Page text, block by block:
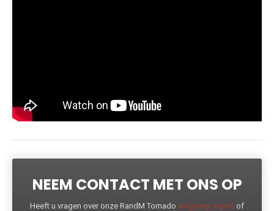
NEEM CONTACT MET ONS OP
Heeft u vragen over onze RandM Tornado wegwerp vapes of